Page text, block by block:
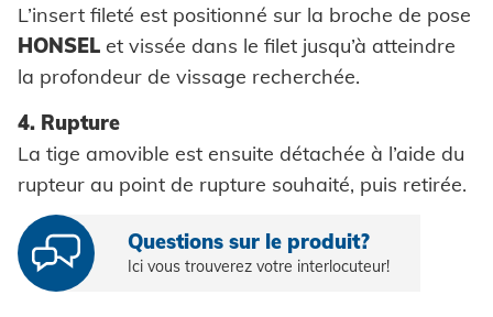
Entretoises
Bagues
Pièces spéciales
TRAITEMENT
L’insert fileté est positionné sur la broche de pose
HONSEL et vissée dans le filet jusqu’à atteindre
la profondeur de vissage recherchée.
4. Rupture
La tige amovible est ensuite détachée à l’aide du
rupteur au point de rupture souhaité, puis retirée.
Questions sur le produit?
Ici vous trouverez votre interlocuteur!